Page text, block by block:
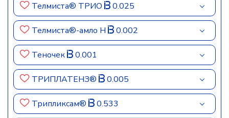
Телмиста® ТРИО 0.025
Телмиста®-амло Н 0.002
Теночек 0.001
ТРИПЛАТЕНЗ® 0.005
Трипликсам® 0.533